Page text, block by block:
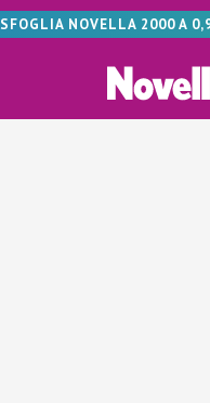
SFOGLIA NOVELLA 2000 A